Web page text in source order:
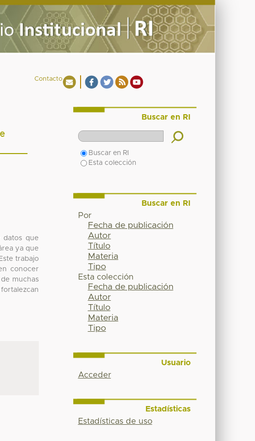
Contacto
datos que
ya que
trabajo
conocer
muchas
Buscar en RI
Buscar en RI
Esta colección
Buscar en RI
Por
Fecha de publicación
Autor
Título
Materia
Tipo
Esta colección
Fecha de publicación
Autor
Título
Materia
Tipo
Usuario
Acceder
Estadísticas
Estadísticas de uso